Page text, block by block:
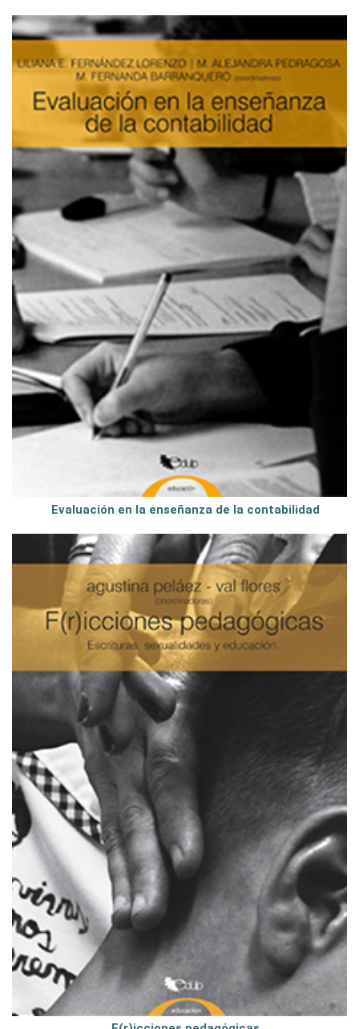
Evaluación en la enseñanza de la contabilidad